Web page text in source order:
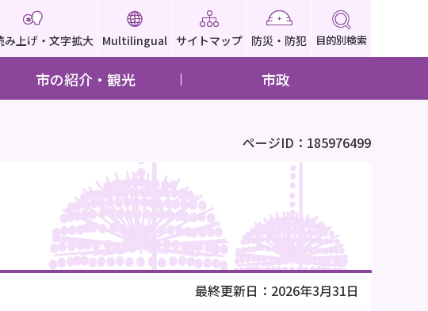
み上げ・文字拡大 Multilingual サイトマップ 防災・防犯 目的別検索
市の紹介・観光 市政
ページID：185976499
最終更新日：2026年3月31日